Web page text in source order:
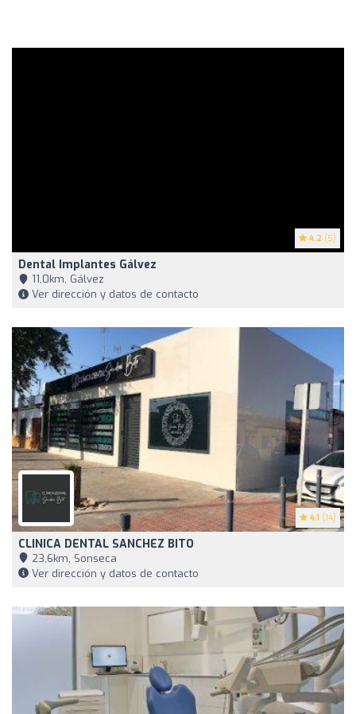
4.2 (5)
Dental Implantes Gálvez
11,0km, Gálvez
Ver dirección y datos de contacto
4.1 (14)
CLINICA DENTAL SANCHEZ BITO
23,6km, Sonseca
Ver dirección y datos de contacto